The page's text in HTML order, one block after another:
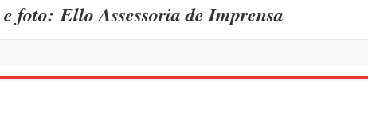
foto: Ello Assessoria de Imprensa